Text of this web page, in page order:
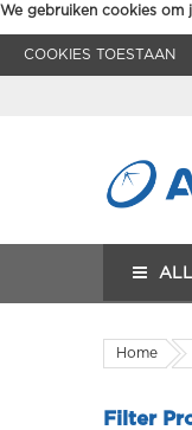
We gebruiken cookies om
COOKIES TOESTAAN
Home
Filter